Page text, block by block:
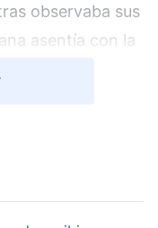
observaba sus
asentía con la
había terminado